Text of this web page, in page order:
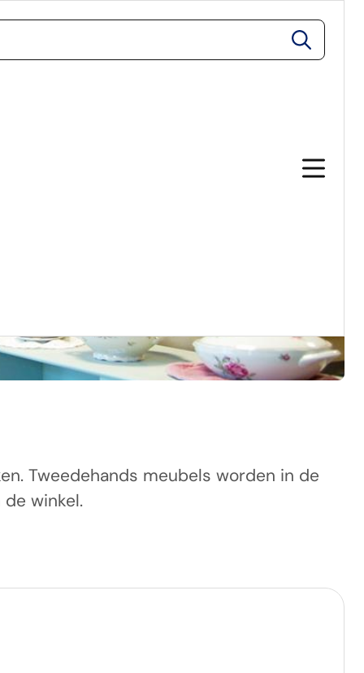
zoeken
Tweedehands meubels worden in de
winkel.